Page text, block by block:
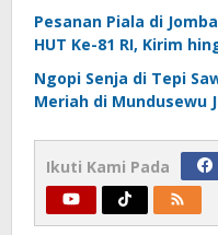
Pesanan Piala di
HUT Ke-81 RI, Kirim
Ngopi Senja di Tepi
Meriah di Mundusewu
Ikuti Kami Pada